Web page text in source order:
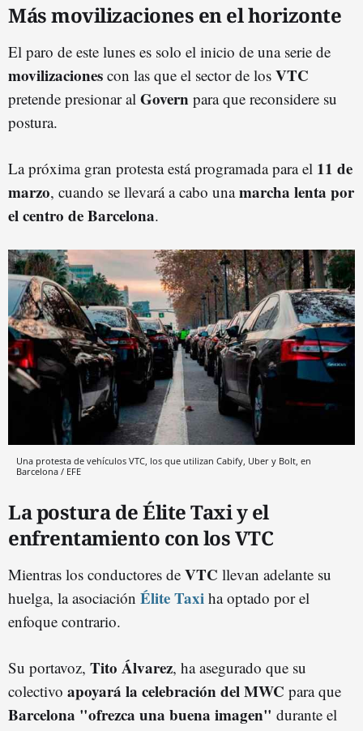
Más movilizaciones en el horizonte
El paro de este lunes es solo el inicio de una serie de
movilizaciones con las que el sector de los VTC
pretende presionar al Govern para que reconsidere su
postura.
La próxima gran protesta está programada para el 11 de
marzo, cuando se llevará a cabo unamarcha lenta por
el centro de Barcelona.
Una protesta de vehículos VTC, los que utilizan Cabify, Uber y Bolt, en
Barcelona / EFE
La postura de Élite Taxi y el
enfrentamiento con los VTC
Mientras los conductores de VTC llevan adelante su
huelga, la asociación Élite Taxi ha optado por el
enfoque contrario.
Su portavoz, Tito Álvarez, ha asegurado que su
colectivo apoyará la celebración del MWC para que
Barcelona "ofrezca una buena imagen" durante el